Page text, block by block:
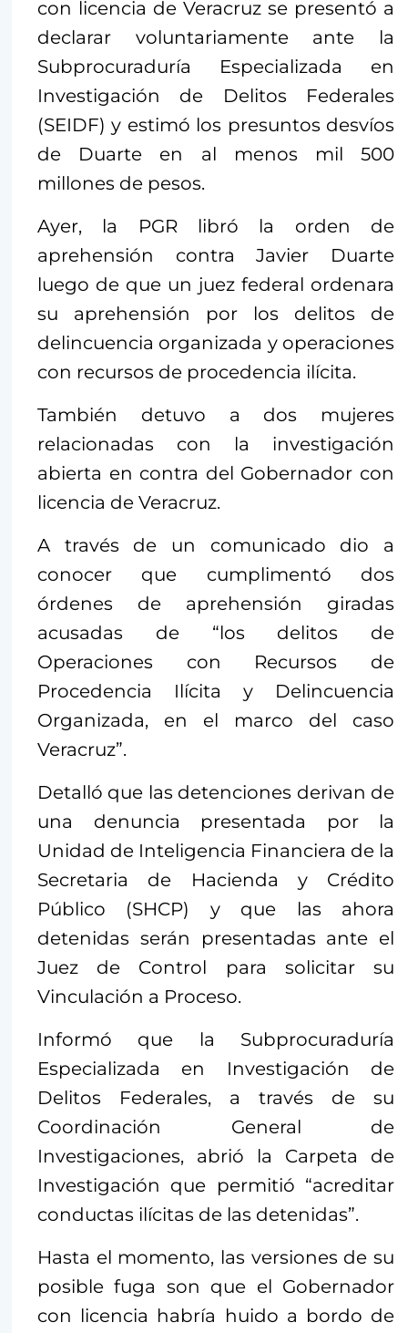
con licencia de Veracruz se presentó a
declarar voluntariamente ante la
Subprocuraduría Especializada en
Investigación de Delitos Federales
(SEIDF) y estimó los presuntos desvíos
de Duarte en al menos mil 500
millones de pesos.
Ayer, la PGR libró la orden de
aprehensión contra Javier Duarte
luego de que un juez federal ordenara
su aprehensión por los delitos de
delincuencia organizada y operaciones
con recursos de procedencia ilícita.
También detuvo a dos mujeres
relacionadas con la investigación
abierta en contra del Gobernador con
licencia de Veracruz.
A través de un comunicado dio a
conocer que cumplimentó dos
órdenes de aprehensión giradas
acusadas de “los delitos de
Operaciones con Recursos de
Procedencia Ilícita y Delincuencia
Organizada, en el marco del caso
Veracruz”.
Detalló que las detenciones derivan de
una denuncia presentada por la
Unidad de Inteligencia Financiera de la
Secretaria de Hacienda y Crédito
Público (SHCP) y que las ahora
detenidas serán presentadas ante el
Juez de Control para solicitar su
Vinculación a Proceso.
Informó que la Subprocuraduría
Especializada en Investigación de
Delitos Federales, a través de su
Coordinación General de
Investigaciones, abrió la Carpeta de
Investigación que permitió “acreditar
conductas ilícitas de las detenidas”.
Hasta el momento, las versiones de su
posible fuga son que el Gobernador
con licencia habría huido a bordo de